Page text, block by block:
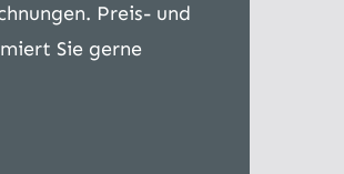
Preis- und
Sie gerne